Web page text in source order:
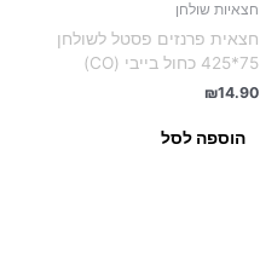
חצאיות שולחן
חצאית פרנזים פסטל לשולחן
75*425 כחול בייבי (CO)
₪14.90
הוספה לסל